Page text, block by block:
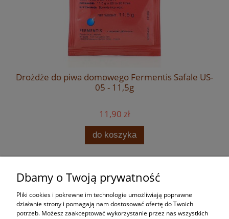
Drożdże do piwa domowego Fermentis Safale US-
05 - 11,5g
11,90 zł
do koszyka
Zakupy
Pomoc
Dbamy o Twoją prywatność
Pliki cookies i pokrewne im technologie umożliwiają poprawne
działanie strony i pomagają nam dostosować ofertę do Twoich
potrzeb. Możesz zaakceptować wykorzystanie przez nas wszystkich